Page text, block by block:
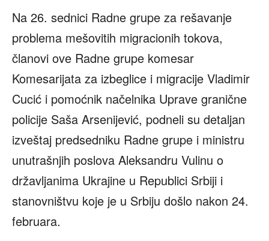
Na 26. sednici Radne grupe za rešavanje
problema mešovitih migracionih tokova,
članovi ove Radne grupe komesar
Komesarijata za izbeglice i migracije Vladimir
Cucić i pomoćnik načelnika Uprave granične
policije Saša Arsenijević, podneli su detaljan
izveštaj predsedniku Radne grupe i ministru
unutrašnjih poslova Aleksandru Vulinu o
državljanima Ukrajine u Republici Srbiji i
stanovništvu koje je u Srbiju došlo nakon 24.
februara.